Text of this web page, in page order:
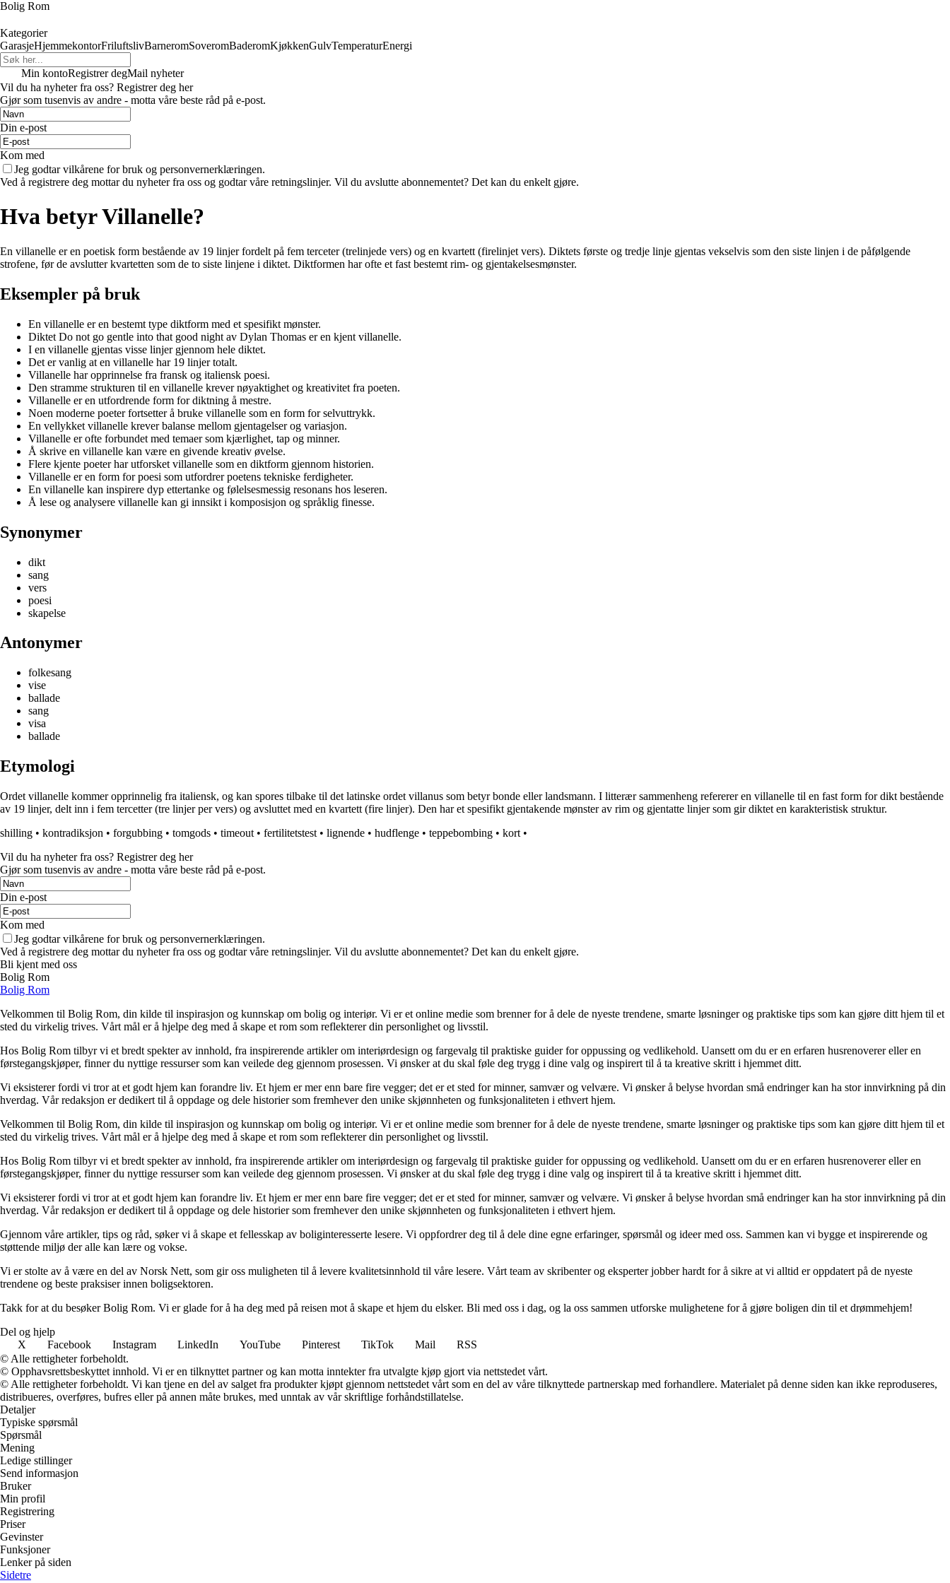
Bolig Rom
Kategorier
GarasjeHjemmekontorFriluftslivBarneromSoveromBaderomKjøkkenGulvTemperaturEnergi
Min kontoRegistrer degMail nyheter
Vil du ha nyheter fra oss? Registrer deg her
Gjør som tusenvis av andre - motta våre beste råd på e-post.
Din e-post
Kom med
Jeg godtar vilkårene for bruk og personvernerklæringen.
Ved å registrere deg mottar du nyheter fra oss og godtar våre retningslinjer. Vil du avslutte abonnementet? Det kan du enkelt gjøre.
Hva betyr Villanelle?
En villanelle er en poetisk form bestående av 19 linjer fordelt på fem terceter (trelinjede vers) og en kvartett (firelinjet vers). Diktets første og tredje linje gjentas vekselvis som den siste linjen i de påfølgende
strofene, før de avslutter kvartetten som de to siste linjene i diktet. Diktformen har ofte et fast bestemt rim- og gjentakelsesmønster.
Eksempler på bruk
En villanelle er en bestemt type diktform med et spesifikt mønster.
Diktet Do not go gentle into that good night av Dylan Thomas er en kjent villanelle.
I en villanelle gjentas visse linjer gjennom hele diktet.
Det er vanlig at en villanelle har 19 linjer totalt.
Villanelle har opprinnelse fra fransk og italiensk poesi.
Den stramme strukturen til en villanelle krever nøyaktighet og kreativitet fra poeten.
Villanelle er en utfordrende form for diktning å mestre.
Noen moderne poeter fortsetter å bruke villanelle som en form for selvuttrykk.
En vellykket villanelle krever balanse mellom gjentagelser og variasjon.
Villanelle er ofte forbundet med temaer som kjærlighet, tap og minner.
Å skrive en villanelle kan være en givende kreativ øvelse.
Flere kjente poeter har utforsket villanelle som en diktform gjennom historien.
Villanelle er en form for poesi som utfordrer poetens tekniske ferdigheter.
En villanelle kan inspirere dyp ettertanke og følelsesmessig resonans hos leseren.
Å lese og analysere villanelle kan gi innsikt i komposisjon og språklig finesse.
Synonymer
dikt
sang
vers
poesi
skapelse
Antonymer
folkesang
vise
ballade
sang
visa
ballade
Etymologi
Ordet villanelle kommer opprinnelig fra italiensk, og kan spores tilbake til det latinske ordet villanus som betyr bonde eller landsmann. I litterær sammenheng refererer en villanelle til en fast form for dikt bestående
av 19 linjer, delt inn i fem tercetter (tre linjer per vers) og avsluttet med en kvartett (fire linjer). Den har et spesifikt gjentakende mønster av rim og gjentatte linjer som gir diktet en karakteristisk struktur.
shilling • kontradiksjon • forgubbing • tomgods • timeout • fertilitetstest • lignende • hudflenge • teppebombing • kort •
Vil du ha nyheter fra oss? Registrer deg her
Gjør som tusenvis av andre - motta våre beste råd på e-post.
Din e-post
Kom med
Jeg godtar vilkårene for bruk og personvernerklæringen.
Ved å registrere deg mottar du nyheter fra oss og godtar våre retningslinjer. Vil du avslutte abonnementet? Det kan du enkelt gjøre.
Bli kjent med oss
Bolig Rom
Bolig Rom
Velkommen til Bolig Rom, din kilde til inspirasjon og kunnskap om bolig og interiør. Vi er et online medie som brenner for å dele de nyeste trendene, smarte løsninger og praktiske tips som kan gjøre ditt hjem til et
sted du virkelig trives. Vårt mål er å hjelpe deg med å skape et rom som reflekterer din personlighet og livsstil.
Hos Bolig Rom tilbyr vi et bredt spekter av innhold, fra inspirerende artikler om interiørdesign og fargevalg til praktiske guider for oppussing og vedlikehold. Uansett om du er en erfaren husrenoverer eller en
førstegangskjøper, finner du nyttige ressurser som kan veilede deg gjennom prosessen. Vi ønsker at du skal føle deg trygg i dine valg og inspirert til å ta kreative skritt i hjemmet ditt.
Vi eksisterer fordi vi tror at et godt hjem kan forandre liv. Et hjem er mer enn bare fire vegger; det er et sted for minner, samvær og velvære. Vi ønsker å belyse hvordan små endringer kan ha stor innvirkning på din
hverdag. Vår redaksjon er dedikert til å oppdage og dele historier som fremhever den unike skjønnheten og funksjonaliteten i ethvert hjem.
Velkommen til Bolig Rom, din kilde til inspirasjon og kunnskap om bolig og interiør. Vi er et online medie som brenner for å dele de nyeste trendene, smarte løsninger og praktiske tips som kan gjøre ditt hjem til et
sted du virkelig trives. Vårt mål er å hjelpe deg med å skape et rom som reflekterer din personlighet og livsstil.
Hos Bolig Rom tilbyr vi et bredt spekter av innhold, fra inspirerende artikler om interiørdesign og fargevalg til praktiske guider for oppussing og vedlikehold. Uansett om du er en erfaren husrenoverer eller en
førstegangskjøper, finner du nyttige ressurser som kan veilede deg gjennom prosessen. Vi ønsker at du skal føle deg trygg i dine valg og inspirert til å ta kreative skritt i hjemmet ditt.
Vi eksisterer fordi vi tror at et godt hjem kan forandre liv. Et hjem er mer enn bare fire vegger; det er et sted for minner, samvær og velvære. Vi ønsker å belyse hvordan små endringer kan ha stor innvirkning på din
hverdag. Vår redaksjon er dedikert til å oppdage og dele historier som fremhever den unike skjønnheten og funksjonaliteten i ethvert hjem.
Gjennom våre artikler, tips og råd, søker vi å skape et fellesskap av boliginteresserte lesere. Vi oppfordrer deg til å dele dine egne erfaringer, spørsmål og ideer med oss. Sammen kan vi bygge et inspirerende og
støttende miljø der alle kan lære og vokse.
Vi er stolte av å være en del av Norsk Nett, som gir oss muligheten til å levere kvalitetsinnhold til våre lesere. Vårt team av skribenter og eksperter jobber hardt for å sikre at vi alltid er oppdatert på de nyeste
trendene og beste praksiser innen boligsektoren.
Takk for at du besøker Bolig Rom. Vi er glade for å ha deg med på reisen mot å skape et hjem du elsker. Bli med oss i dag, og la oss sammen utforske mulighetene for å gjøre boligen din til et drømmehjem!
Del og hjelp
X
Facebook Instagram LinkedIn YouTube Pinterest TikTok Mail
RSS
© Alle rettigheter forbeholdt.
© Opphavsrettsbeskyttet innhold. Vi er en tilknyttet partner og kan motta inntekter fra utvalgte kjøp gjort via nettstedet vårt.
© Alle rettigheter forbeholdt. Vi kan tjene en del av salget fra produkter kjøpt gjennom nettstedet vårt som en del av våre tilknyttede partnerskap med forhandlere. Materialet på denne siden kan ikke reproduseres,
distribueres, overføres, bufres eller på annen måte brukes, med unntak av vår skriftlige forhåndstillatelse.
Detaljer
Typiske spørsmål
Spørsmål
Mening
Ledige stillinger
Send informasjon
Bruker
Min profil
Registrering
Priser
Gevinster
Funksjoner
Lenker på siden
Sidetre